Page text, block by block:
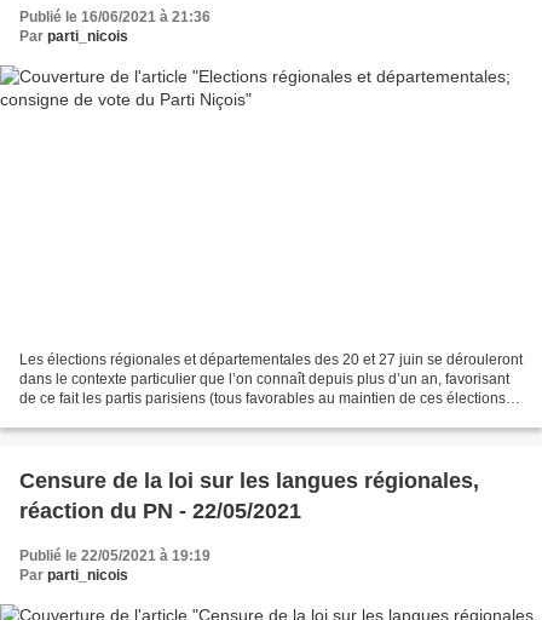
Publié le 16/06/2021 à 21:36
Par parti_nicois
Les élections régionales et départementales des 20 et 27 juin se dérouleront
dans le contexte particulier que l’on connaît depuis plus d’un an, favorisant
de ce fait les partis parisiens (tous favorables au maintien de ces élections)
Censure de la loi sur les langues régionales,
réaction du PN - 22/05/2021
Publié le 22/05/2021 à 19:19
Par parti_nicois